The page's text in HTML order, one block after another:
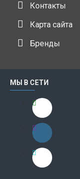
Контакты
Карта сайта
Бренды
МЫ В СЕТИ